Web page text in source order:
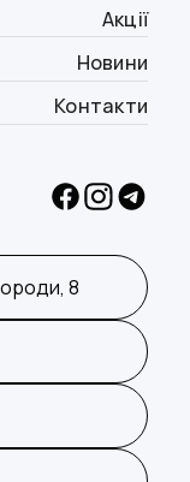
Акції
Новини
Контакти
8